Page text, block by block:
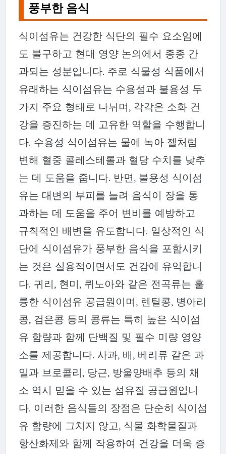
풍부한 음식
식이섬유는 건강한 식단의 필수 요소임에
도 불구하고 현대 영양 논의에서 종종 간
과되는 성분입니다. 주로 식물성 식품에서
유래하는 식이섬유는 수용성과 불용성 두
가지 주요 형태로 나뉘며, 각각은 소화 건
강을 증진하는 데 고유한 역할을 수행합니
다. 수용성 식이섬유는 물에 녹아 젤처럼
변해 혈중 콜레스테롤과 혈당 수치를 낮추
는 데 도움을 줍니다. 반면, 불용성 식이섬
유는 대변의 부피를 늘려 음식이 장을 통
과하는 데 도움을 주어 변비를 예방하고
규칙적인 배변을 유도합니다. 일상적인 식
단에 식이섬유가 풍부한 음식을 포함시키
는 것은 실용적이면서도 건강에 유익합니
다. 귀리, 현미, 퀴노아와 같은 전곡류는 훌
륭한 식이섬유 공급원이며, 렌틸콩, 병아리
콩, 검은콩 등의 콩류는 특히 높은 식이섬
유 함량과 함께 단백질 및 필수 미량 영양
소를 제공합니다. 사과, 배, 베리류 같은 과
일과 브로콜리, 당근, 방울양배추 등의 채
소 역시 믿을 수 있는 섬유질 공급원입니
다. 이러한 음식들의 장점은 단순히 식이섬
유 함량에 그치지 않고, 식물 화학물질과
항산화제와 함께 작용하여 건강을 더욱 증